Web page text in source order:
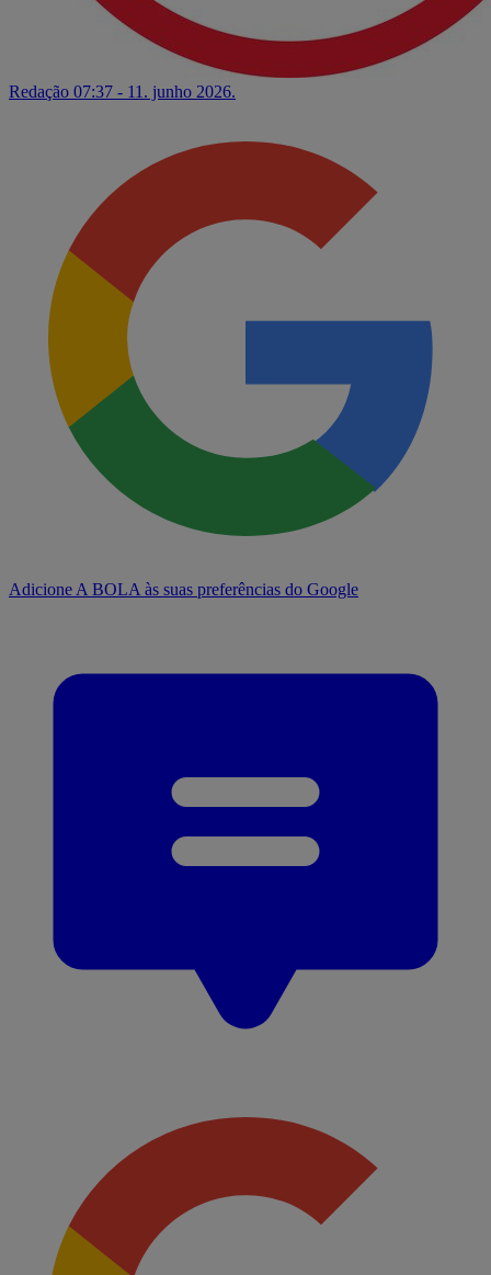
Redação 07:37 - 11. junho 2026.
Adicione A BOLA às suas preferências do Google